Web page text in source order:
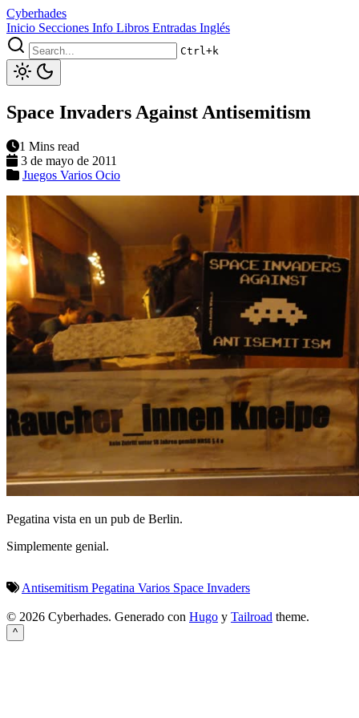
Cyberhades
Inicio Secciones Info Libros Entradas Inglés
Ctrl+k
Space Invaders Against Antisemitism
1 Mins read
3 de mayo de 2011
Juegos Varios Ocio
Pegatina vista en un pub de Berlin.
Simplemente genial.
Antisemitism Pegatina Varios Space Invaders
© 2026 Cyberhades. Generado con Hugo y Tailroad theme.
^